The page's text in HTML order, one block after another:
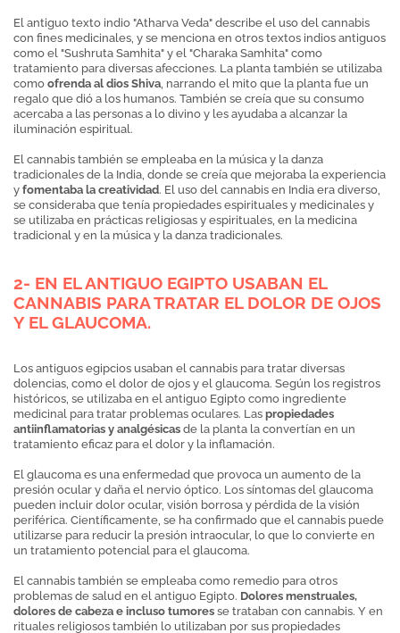
El antiguo texto indio "Atharva Veda" describe el uso del cannabis
con fines medicinales, y se menciona en otros textos indios antiguos
como el "Sushruta Samhita" y el "Charaka Samhita" como
tratamiento para diversas afecciones. La planta también se utilizaba
como ofrenda al dios Shiva , narrando el mito que la planta fue un
regalo que dió a los humanos. También se creía que su consumo
acercaba a las personas a lo divino y les ayudaba a alcanzar la
iluminación espiritual.
El cannabis también se empleaba en la música y la danza
tradicionales de la India, donde se creía que mejoraba la experiencia
y fomentaba la creatividad. El uso del cannabis en India era diverso,
se consideraba que tenía propiedades espirituales y medicinales y
se utilizaba en prácticas religiosas y espirituales, en la medicina
tradicional y en la música y la danza tradicionales.
2- EN EL ANTIGUO EGIPTO USABAN EL
CANNABIS PARA TRATAR EL DOLOR DE OJOS
Y EL GLAUCOMA.
Los antiguos egipcios usaban el cannabis para tratar diversas
dolencias, como el dolor de ojos y el glaucoma. Según los registros
históricos, se utilizaba en el antiguo Egipto como ingrediente
medicinal para tratar problemas oculares. Las propiedades
antiinflamatorias y analgésicas de la planta la convertían en un
tratamiento eficaz para el dolor y la inflamación.
El glaucoma es una enfermedad que provoca un aumento de la
presión ocular y daña el nervio óptico. Los síntomas del glaucoma
pueden incluir dolor ocular, visión borrosa y pérdida de la visión
periférica. Científicamente, se ha confirmado que el cannabis puede
utilizarse para reducir la presión intraocular, lo que lo convierte en
un tratamiento potencial para el glaucoma.
El cannabis también se empleaba como remedio para otros
problemas de salud en el antiguo Egipto. Dolores menstruales,
dolores de cabeza e incluso tumores se trataban con cannabis. Y en
rituales religiosos también lo utilizaban por sus propiedades